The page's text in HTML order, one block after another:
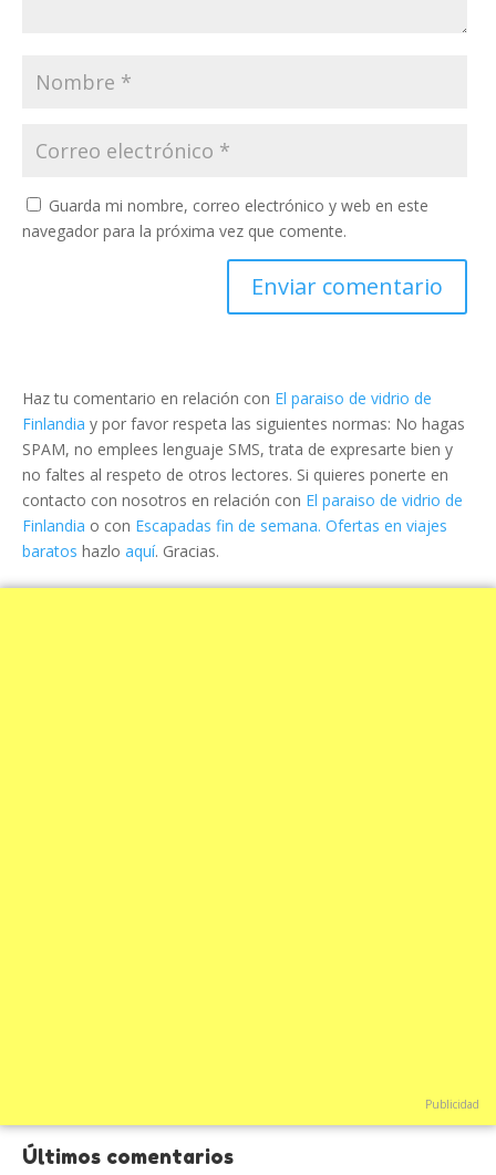
Guarda mi nombre, correo electrónico y web en este
navegador para la próxima vez que comente.
Haz tu comentario en relación con El paraiso de vidrio de
Finlandia y por favor respeta las siguientes normas: No hagas
SPAM, no emplees lenguaje SMS, trata de expresarte bien y
no faltes al respeto de otros lectores. Si quieres ponerte en
contacto con nosotros en relación con El paraiso de vidrio de
Finlandia o con Escapadas fin de semana. Ofertas en viajes
baratos hazlo aquí. Gracias.
Publicidad
Últimos comentarios